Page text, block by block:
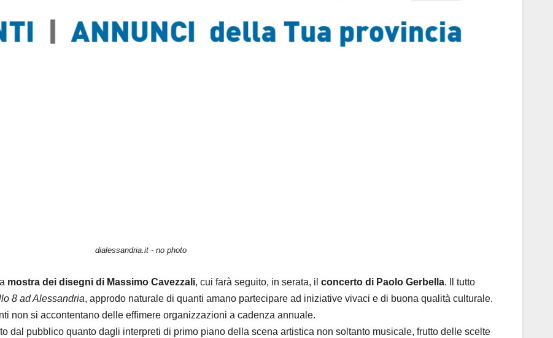
dialessandria.it - no photo
mostra dei disegni di Massimo Cavezzali, cui farà seguito, in serata, il concerto di Paolo Gerbella. Il tutto
8 ad Alessandria, approdo naturale di quanti amano partecipare ad iniziative vivaci e di buona qualità culturale.
non si accontentano delle effimere organizzazioni a cadenza annuale.
dal pubblico quanto dagli interpreti di primo piano della scena artistica non soltanto musicale, frutto delle scelte